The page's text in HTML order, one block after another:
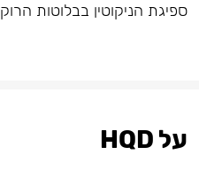
ספיגת הניקוטין בבלוטות הרוק
על HQD